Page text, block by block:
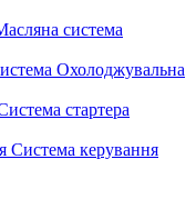
система
Охолоджувальна
стартера
Система керування